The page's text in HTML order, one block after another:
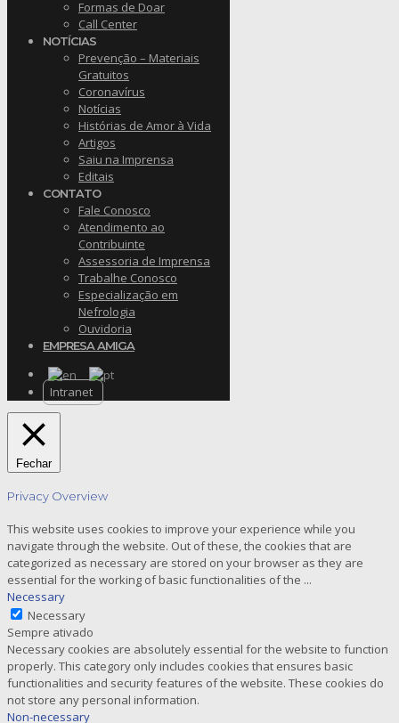
Formas de Doar
Call Center
NOTÍCIAS
Prevenção – Materiais
Gratuitos
Coronavírus
Notícias
Histórias de Amor à Vida
Artigos
Saiu na Imprensa
Editais
CONTATO
Fale Conosco
Atendimento ao
Contribuinte
Assessoria de Imprensa
Trabalhe Conosco
Especialização em
Nefrologia
Ouvidoria
EMPRESA AMIGA
Intranet
Fechar
Privacy Overview
This website uses cookies to improve your experience while you
navigate through the website. Out of these, the cookies that are
categorized as necessary are stored on your browser as they are
essential for the working of basic functionalities of the ...
Necessary
Necessary
Sempre ativado
Necessary cookies are absolutely essential for the website to function
properly. This category only includes cookies that ensures basic
functionalities and security features of the website. These cookies do
not store any personal information.
Non-necessary